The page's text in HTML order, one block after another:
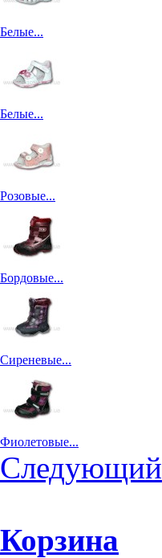
Белые...
Белые...
Розовые...
Бордовые...
Сиреневые...
Фиолетовые...
Следующий
Корзина